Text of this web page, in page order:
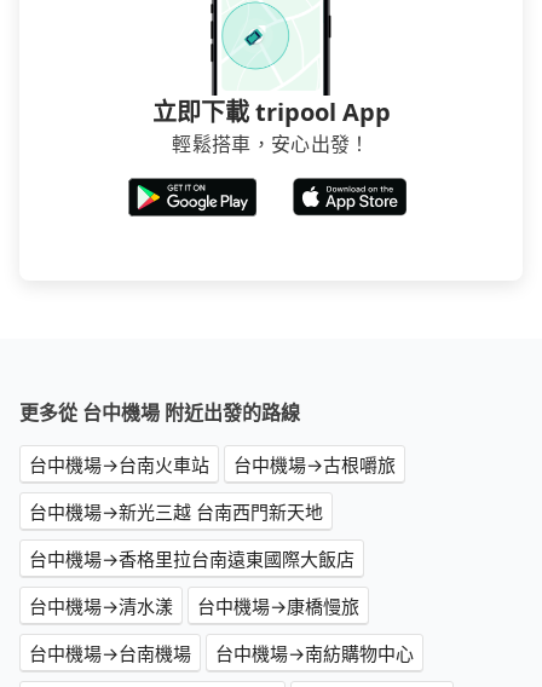
立即下載 tripool App
輕鬆搭車，安心出發！
更多從 台中機場 附近出發的路線
台中機場→台南火車站
台中機場→古根嚼旅
台中機場→新光三越 台南西門新天地
台中機場→香格里拉台南遠東國際大飯店
台中機場→清水漾
台中機場→康橋慢旅
台中機場→台南機場
台中機場→南紡購物中心